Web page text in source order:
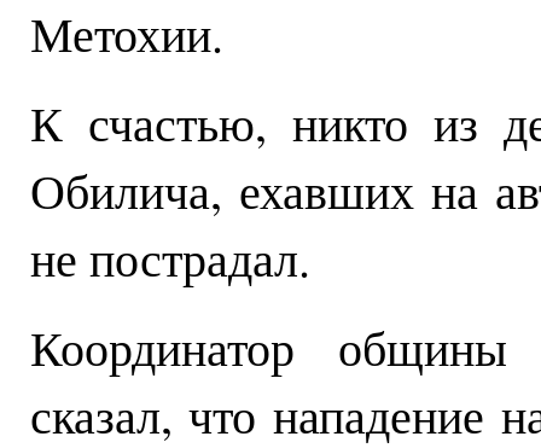
Метохии.
К счастью, никто из
Обилича, ехавших на
не пострадал.
Координатор
сказал, что нападение